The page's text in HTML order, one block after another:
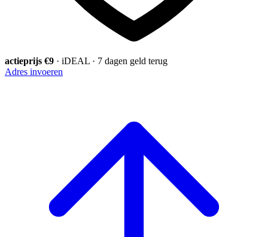
actieprijs €9 · iDEAL · 7 dagen geld terug
Adres invoeren